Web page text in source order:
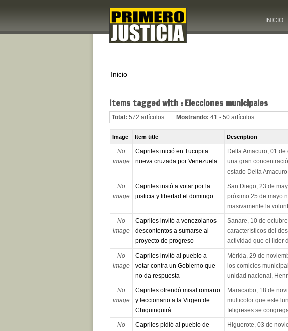
INICIO
Inicio
Items tagged with : Elecciones municipales
Total: 572 artículos Mostrando: 41 - 50 artículos
Image Item title Description
No
image
Capriles inició en Tucupita
nueva cruzada por Venezuela
Delta Amacuro, 01
una gran
estado Delta
No
image
Capriles instó a votar por la
justicia y libertad el domingo
San Diego, 23 de
próximo 25 de mayo
masivamente la
No
image
Capriles invitó a venezolanos
descontentos a sumarse al
proyecto de progreso
Sanare, 10 de
característicos del
actividad que el líder
No
image
Capriles invitó al pueblo a
votar contra un Gobierno que
no da respuesta
Mérida, 29 de
los comicios
unidad nacional,
No
image
Capriles ofrendó misal romano
y leccionario a la Virgen de
Chiquinquirá
Maracaibo, 18 de
multicolor que este
feligreses se
No
Capriles pidió al pueblo de
Higuerote, 03 de